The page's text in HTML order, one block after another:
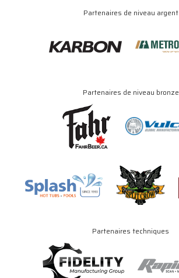
Partenaires de niveau argent
Partenaires de niveau bronze
Partenaires techniques